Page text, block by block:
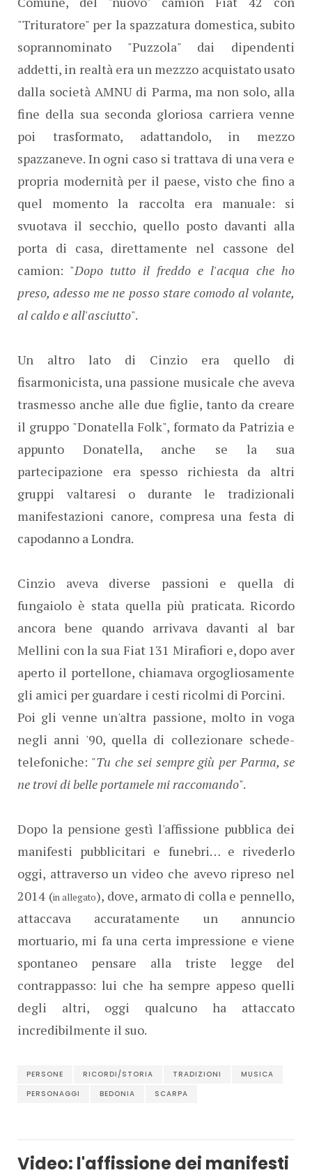
"Trituratore" per la spazzatura domestica, subito
soprannominato "Puzzola" dai dipendenti
addetti, in realtà era un mezzzo acquistato usato
dalla società AMNU di Parma, ma non solo, alla
fine della sua seconda gloriosa carriera venne
poi trasformato, adattandolo, in mezzo
spazzaneve. In ogni caso si trattava di una vera e
propria modernità per il paese, visto che fino a
quel momento la raccolta era manuale: si
svuotava il secchio, quello posto davanti alla
porta di casa, direttamente nel cassone del
camion: "Dopo tutto il freddo e l'acqua che ho
preso, adesso me ne posso stare comodo al volante,
al caldo e all'asciutto".
Un altro lato di Cinzio era quello di
fisarmonicista, una passione musicale che aveva
trasmesso anche alle due figlie, tanto da creare
il gruppo "Donatella Folk", formato da Patrizia e
appunto Donatella, anche se la sua
partecipazione era spesso richiesta da altri
gruppi valtaresi o durante le tradizionali
manifestazioni canore, compresa una festa di
capodanno a Londra.
Cinzio aveva diverse passioni e quella di
fungaiolo è stata quella più praticata. Ricordo
ancora bene quando arrivava davanti al bar
Mellini con la sua Fiat 131 Mirafiori e, dopo aver
aperto il portellone, chiamava orgogliosamente
gli amici per guardare i cesti ricolmi di Porcini.
Poi gli venne un'altra passione, molto in voga
negli anni '90, quella di collezionare schede-
telefoniche: "Tu che sei sempre giù per Parma, se
ne trovi di belle portamele mi raccomando".
Dopo la pensione gestì l'affissione pubblica dei
manifesti pubblicitari e funebri… e rivederlo
oggi, attraverso un video che avevo ripreso nel
2014 (in allegato), dove, armato di colla e pennello,
attaccava accuratamente un annuncio
mortuario, mi fa una certa impressione e viene
spontaneo pensare alla triste legge del
contrappasso: lui che ha sempre appeso quelli
degli altri, oggi qualcuno ha attaccato
incredibilmente il suo.
PERSONE RICORDI/STORIA TRADIZIONI
MUSICA
PERSONAGGI
BEDONIA SCARPA
Video: l'affissione dei manifesti